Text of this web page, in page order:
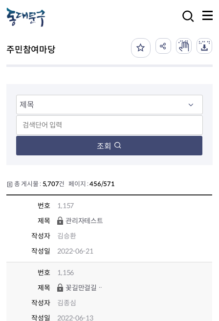
주민참여마당
조회
총 게시물 : 5,707건 페이지 :456/571
번호
1,157
제목
관리자테스트
작성자
김승환
작성일
2022-06-21
번호
1,156
제목
꽃길만걸길ᆢ
작성자
김종심
작성일
2022-06-13